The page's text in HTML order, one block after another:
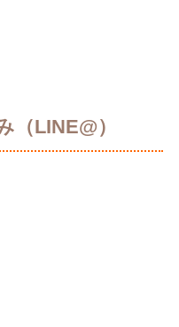
（LINE@）